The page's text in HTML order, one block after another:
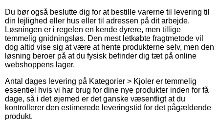
Du bør også beslutte dig for at bestille varerne til levering til
din lejlighed eller hus eller til adressen på dit arbejde.
Løsningen er i regelen en kende dyrere, men tillige
temmelig gnidningsløs. Den mest letkøbte fragtmetode vil
dog altid vise sig at være at hente produkterne selv, men den
løsning beroer på at du fysisk befinder dig tæt på online
webshoppens lager.
Antal dages levering på Kategorier > Kjoler er temmelig
essentiel hvis vi har brug for dine nye produkter inden for få
dage, så i det øjemed er det ganske væsentligt at du
kontrollerer den estimerede leveringstid for det pågældende
produkt.